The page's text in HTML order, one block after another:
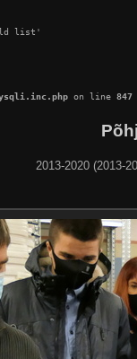
list'
on line 847
2013-2020 (2013-